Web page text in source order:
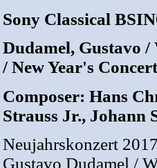
Sony Classical
Dudamel, Gustavo
/ New Year's
Composer: Hans
Strauss Jr., Johann
Neujahrskonzert
Gustavo Dudamel /